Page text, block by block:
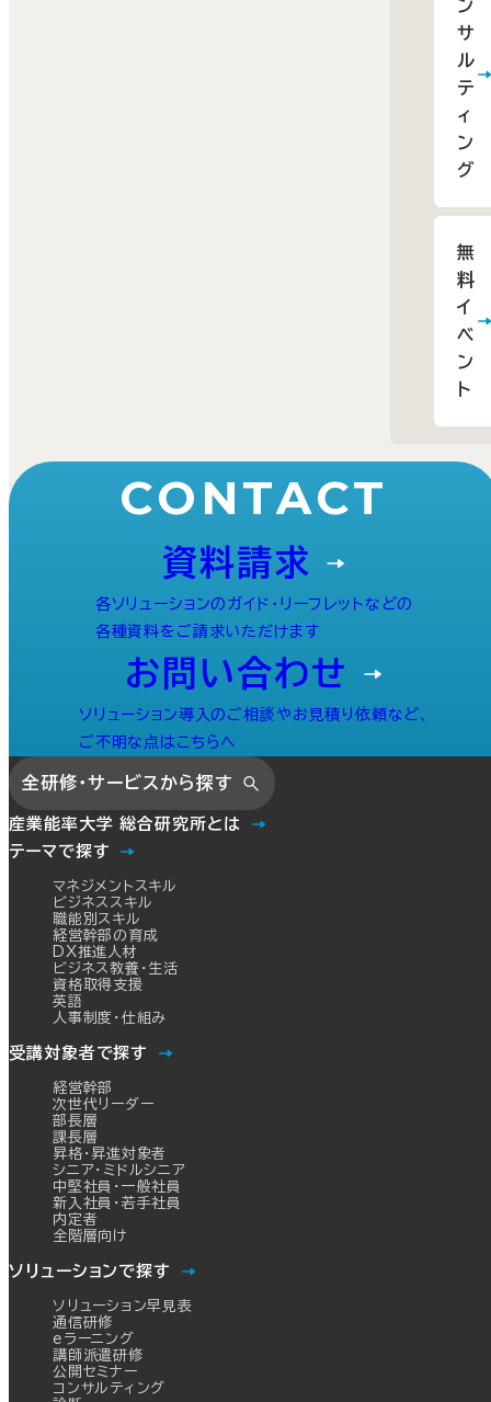
ン
サ
ル
テ
ィ
ン
グ
無
料
イ
ベ
ン
ト
CONTACT
資料請求
各ソリューションのガイド・リーフレットなどの
各種資料をご請求いただけます
お問い合わせ
ソリューション導入のご相談やお見積り依頼など、
ご不明な点はこちらへ
全研修・サービスから探す
産業能率大学 総合研究所とは
テーマで探す
マネジメントスキル
ビジネススキル
職能別スキル
経営幹部の育成
DX推進人材
ビジネス教養・生活
資格取得支援
英語
人事制度・仕組み
受講対象者で探す
経営幹部
次世代リーダー
部長層
課長層
昇格・昇進対象者
シニア・ミドルシニア
中堅社員・一般社員
新入社員・若手社員
内定者
全階層向け
ソリューションで探す
ソリューション早見表
通信研修
eラーニング
講師派遣研修
公開セミナー
コンサルティング